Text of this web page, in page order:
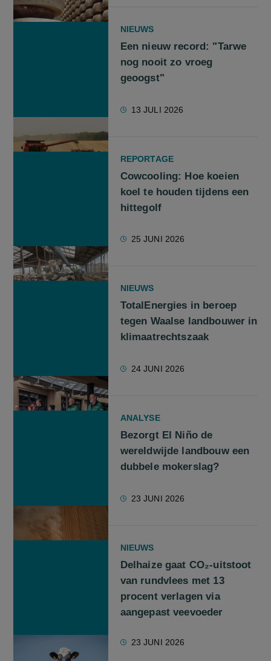
NIEUWS
Een nieuw record: "Tarwe
nog nooit zo vroeg
geoogst"
13 JULI 2026
REPORTAGE
Cowcooling: Hoe koeien
koel te houden tijdens een
hittegolf
25 JUNI 2026
NIEUWS
TotalEnergies in beroep
tegen Waalse landbouwer in
klimaatrechtszaak
24 JUNI 2026
ANALYSE
Bezorgt El Niño de
wereldwijde landbouw een
dubbele mokerslag?
23 JUNI 2026
NIEUWS
Delhaize gaat CO₂-uitstoot
van rundvlees met 13
procent verlagen via
aangepast veevoeder
23 JUNI 2026